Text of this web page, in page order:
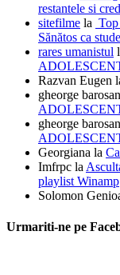
restantele si
sitefilme la
Sănătos ca
rares umanistul
Razvan Eugen
gheorge
gheorge
Georgiana la
Imfrpc la
playlist Winamp
Solomon
Urmariti-ne pe